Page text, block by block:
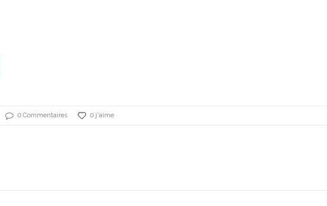
0 Commentaires 0 j'aime